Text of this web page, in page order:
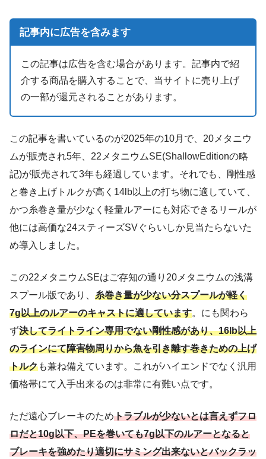
記事内に広告を含みます
この記事は広告を含む場合があります。記事内で紹
介する商品を購入することで、当サイトに売り上げ
の一部が還元されることがあります。
この記事を書いているのが2025年の10月で、20メタニウ
ムが販売され5年、22メタニウムSE(ShallowEditionの略
記)が販売されて3年も経過しています。それでも、剛性感
と巻き上げトルクが高く14lb以上の打ち物に適していて、
かつ糸巻き量が少なく軽量ルアーにも対応できるリールが
他には高価な24スティーズSVぐらいしか見当たらないた
め導入しました。
この22メタニウムSEはご存知の通り20メタニウムの浅溝
スプール版であり、 糸巻き量が少ない分スプールが軽く
7g以上のルアーのキャストに適しています。にも関わら
ず決してライトライン専用でない剛性感があり、16lb以上
のラインにて障害物周りから魚を引き離す巻きための上げ
トルクも兼ね備えています。これがハイエンドでなく汎用
価格帯にて入手出来るのは非常に有難い点です。
ただ遠心ブレーキのためトラブルが少ないとは言えずフロ
ロだと10g以下、PEを巻いても7g以下のルアーとなると
ブレーキを強めたり適切にサミング出来ないとバックラッ